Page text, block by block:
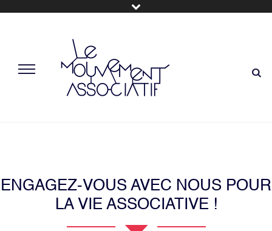
ENGAGEZ-VOUS AVEC NOUS POUR
LA VIE ASSOCIATIVE !